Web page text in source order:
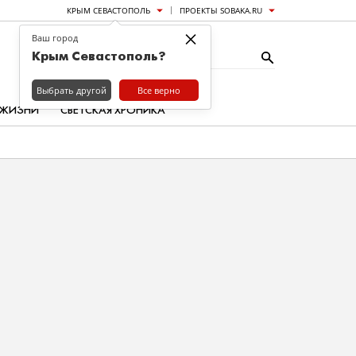
КРЫМ СЕВАСТОПОЛЬ ПРОЕКТЫ SOBAKA.RU
СВЕТСКАЯ ХРОНИКА
×
Ваш город
Крым Севастополь?
Выбрать другой Все верно